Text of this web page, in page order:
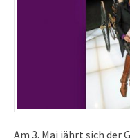
Am 3. Mai jährt sich der